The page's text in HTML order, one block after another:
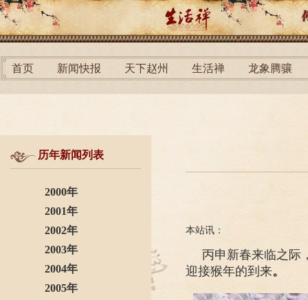
首页 新闻快报 天下赵州 生活禅 龙象腾骧
历年新闻列表
2000年
2001年
2002年
2003年
2004年
2005年
本站讯：
丙申新春来临之际
迎接猴年的到来。